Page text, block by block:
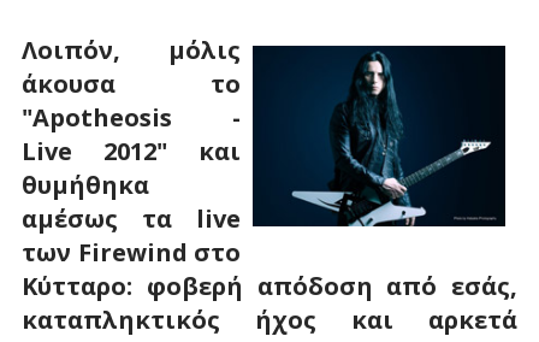
Λοιπόν, μόλις
άκουσα το
"Apotheosis -
Live 2012" και
θυμήθηκα
αμέσως τα live
των Firewind στο
Κύτταρο: φοβερή απόδοση από εσάς,
καταπληκτικός ήχος και αρκετά